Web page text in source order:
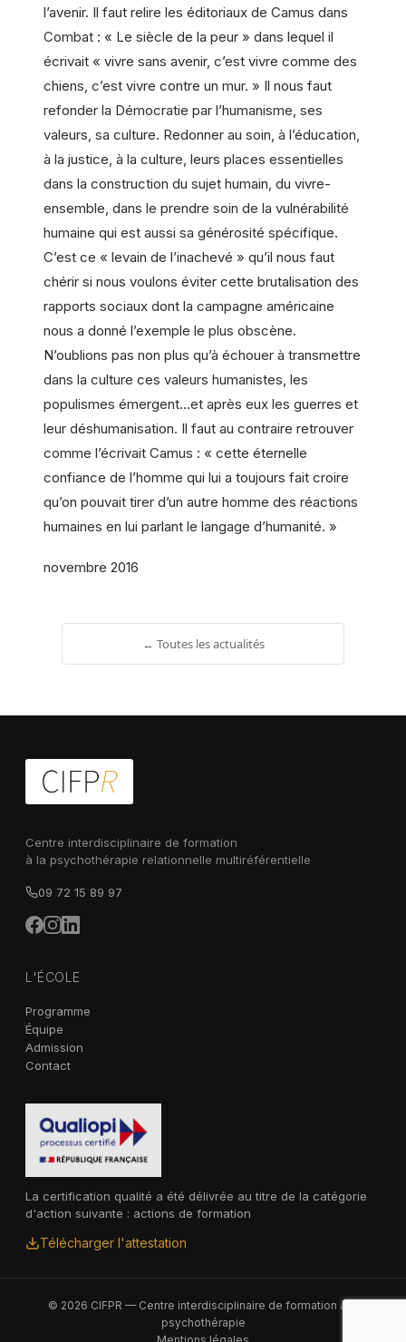
l’avenir. Il faut relire les éditoriaux de Camus dans
Combat : « Le siècle de la peur » dans lequel il
écrivait « vivre sans avenir, c’est vivre comme des
chiens, c’est vivre contre un mur. » Il nous faut
refonder la Démocratie par l’humanisme, ses
valeurs, sa culture. Redonner au soin, à l’éducation,
à la justice, à la culture, leurs places essentielles
dans la construction du sujet humain, du vivre-
ensemble, dans le prendre soin de la vulnérabilité
humaine qui est aussi sa générosité spécifique.
C’est ce « levain de l’inachevé » qu’il nous faut
chérir si nous voulons éviter cette brutalisation des
rapports sociaux dont la campagne américaine
nous a donné l’exemple le plus obscène.
N’oublions pas non plus qu’à échouer à transmettre
dans la culture ces valeurs humanistes, les
populismes émergent…et après eux les guerres et
leur déshumanisation. Il faut au contraire retrouver
comme l’écrivait Camus : « cette éternelle
confiance de l’homme qui lui a toujours fait croire
qu’on pouvait tirer d’un autre homme des réactions
humaines en lui parlant le langage d’humanité. »
novembre 2016
← Toutes les actualités
Centre interdisciplinaire de formation
à la psychothérapie relationnelle multiréférentielle
09 72 15 89 97
L'ÉCOLE
Programme
Équipe
Admission
Contact
La certification qualité a été délivrée au titre de la catégorie
d'action suivante : actions de formation
Télécharger l'attestation
© 2026 CIFPR — Centre interdisciplinaire de formation à la
psychothérapie
Mentions légales